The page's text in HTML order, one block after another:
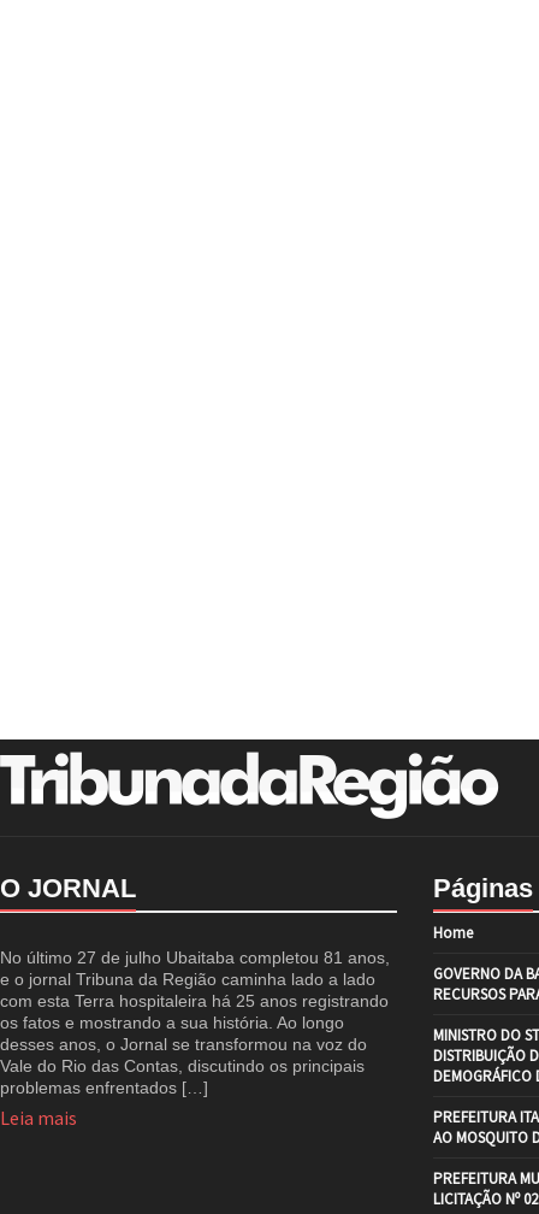
O JORNAL
No último 27 de julho Ubaitaba completou 81 anos,
e o jornal Tribuna da Região caminha lado a lado
com esta Terra hospitaleira há 25 anos registrando
os fatos e mostrando a sua história. Ao longo
desses anos, o Jornal se transformou na voz do
Vale do Rio das Contas, discutindo os principais
problemas enfrentados […]
Leia mais
Páginas
Home
GOVERNO DA
RECURSOS
MINISTRO DO
DISTRIBUIÇÃO
DEMOGRÁFICO
PREFEITURA
AO MOSQUITO
PREFEITURA
LICITAÇÃO Nº